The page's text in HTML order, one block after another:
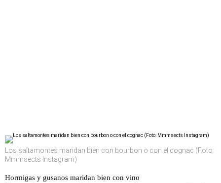
Los saltamontes maridan bien con bourbon o con el cognac (Foto:
Mmmsects Instagram)
Hormigas y gusanos maridan bien con vino